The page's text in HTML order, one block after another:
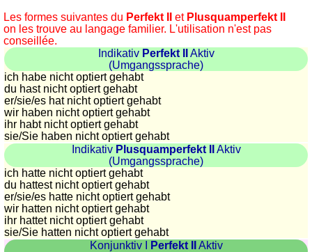
Les formes suivantes du Perfekt II et Plusquamperfekt II
on les trouve au langage familier. L'utilisation n'est pas
conseillée.
Indikativ Perfekt II
Aktiv
(Umgangssprache)
ich habe nicht optiert gehabt
du hast nicht optiert gehabt
er/sie/es hat nicht optiert gehabt
wir haben nicht optiert gehabt
ihr habt nicht optiert gehabt
sie/Sie haben nicht optiert gehabt
Indikativ Plusquamperfekt II
Aktiv
(Umgangssprache)
ich hatte nicht optiert gehabt
du hattest nicht optiert gehabt
er/sie/es hatte nicht optiert gehabt
wir hatten nicht optiert gehabt
ihr hattet nicht optiert gehabt
sie/Sie hatten nicht optiert gehabt
Konjunktiv I
Perfekt II
Aktiv